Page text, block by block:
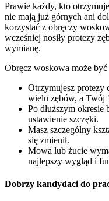
Prawie każdy, kto otrzymuje
nie mają już górnych ani
korzystać z obręczy
wcześniej nosiły protezy
wymianę.
Obręcz woskowa może
Otrzymujesz protezy
wielu zębów, a Twój
Po dłuższym okresie
ustawienie szczęki.
Masz szczególny
się zmienił.
Mowa lub żucie
najlepszy wygląd i
Dobrzy kandydaci do